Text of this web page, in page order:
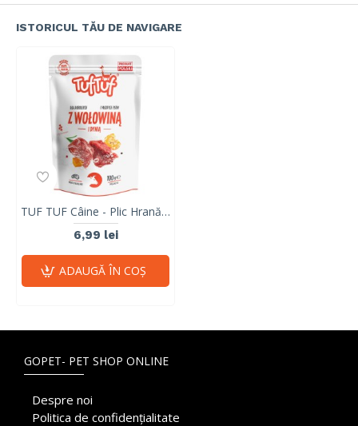
ISTORICUL TĂU DE NAVIGARE
TUF TUF Câine - Plic Hrană Umedă cu Vită și Dovleac 300g
6,99 lei
ADAUGĂ ÎN COŞ
GOPET- PET SHOP ONLINE
Despre noi
Politica de confidențialitate